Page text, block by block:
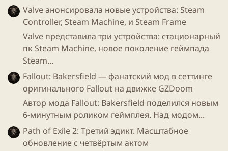
Valve анонсировала новые устройства: Steam
Controller, Steam Machine, и Steam Frame
Valve представила три устройства: стационарный
пк Steam Machine, новое поколение геймпада
Steam...
Fallout: Bakersfield — фанатский мод в сеттинге
оригинального Fallout на движке GZDoom
Автор мода Fallout: Bakersfield поделился новым
6-минутным роликом геймплея. Над модом...
Path of Exile 2: Третий эдикт. Масштабное
обновление с четвёртым актом